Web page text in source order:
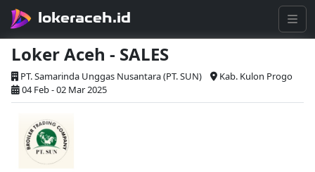
lokeraceh.id
Loker Aceh - SALES
PT. Samarinda Unggas Nusantara (PT. SUN)
Kab. Kulon Progo
04 Feb - 02 Mar 2025